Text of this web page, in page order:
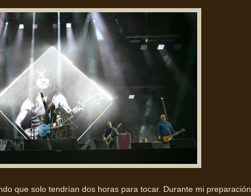
que solo tendrían dos horas para tocar. Durante mi preparación